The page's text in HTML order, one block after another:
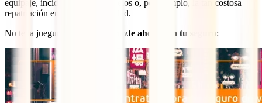
equipaje, incidentes con tus vuelos o, por ejemplo, la tan costosa
repatriación en casos de gravedad.
No te la juegues en tu viaje y
hazte ahora con tu seguro: